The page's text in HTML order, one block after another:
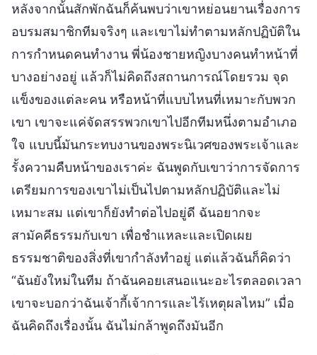
หลังจากนั้นสักพักฉันก็ค้นพบว่าเขาหย่อนยานเรื่องการ
อบรมสมาชิกทีมจริงๆ และเขาไม่ทำตามหลักปฏิบัติใน
การกำหนดคนทำงาน พี่น้องชายหญิงบางคนทำหน้าที่
บางอย่างอยู่ แล้วก็ไม่คิดถึงสถานการณ์โดยรวม จุด
แข็งของแต่ละคน หรือหน้าที่แบบไหนที่เหมาะกับพวก
เขา เขาจะแค่จัดสรรพวกเขาไปอีกทีมหนึ่งตามอำเภอ
ใจ แบบนี้มันกระทบงานของพระนิเวศของพระเจ้าและ
รั้งความคืบหน้าของเราค่ะ ฉันพูดกับเขาว่าการจัดการ
เตรียมการของเขาไม่เป็นไปตามหลักปฏิบัติและไม่
เหมาะสม แต่เขาก็ยังทำต่อไปอยู่ดี ฉันอยากจะ
สามัคคีธรรมกับเขา เพื่อชำแหละและเปิดเผย
ธรรมชาติของสิ่งที่เขากำลังทำอยู่ แต่แล้วฉันก็คิดว่า
“ฉันยังใหม่ในทีม ถ้าฉันคอยเสนอแนะอะไรตลอดเวลา
เขาจะบอกว่าฉันเจ้ากี้เจ้าการและไร้เหตุผลไหม” เมื่อ
ฉันคิดถึงเรื่องนั้น ฉันไม่กล้าพูดถึงมันอีก